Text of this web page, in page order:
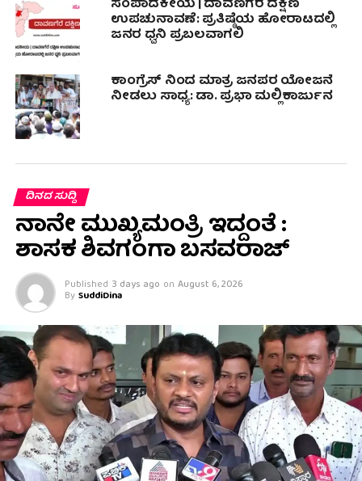
ಸಂಪಾದಕೀಯ | ದಾವಣಗೆರೆ ದಕ್ಷಿಣ
ಉಪಚುನಾವಣೆ: ಪ್ರತಿಷ್ಠೆಯ ಹೋರಾಟದಲ್ಲಿ
ಜನರ ಧ್ವನಿ ಪ್ರಬಲವಾಗಲಿ
ಕಾಂಗ್ರೆಸ್ ನಿಂದ ಮಾತ್ರ ಜನಪರ ಯೋಜನೆ
ನೀಡಲು ಸಾಧ್ಯ: ಡಾ. ಪ್ರಭಾ ಮಲ್ಲಿಕಾರ್ಜುನ
ದಿನದ ಸುದ್ದಿ
ನಾನೇ ಮುಖ್ಯಮಂತ್ರಿ ಇದ್ದಂತೆ :
ಶಾಸಕ ಶಿವಗಂಗಾ ಬಸವರಾಜ್
Published 3 days ago on August 6, 2026
By SuddiDina